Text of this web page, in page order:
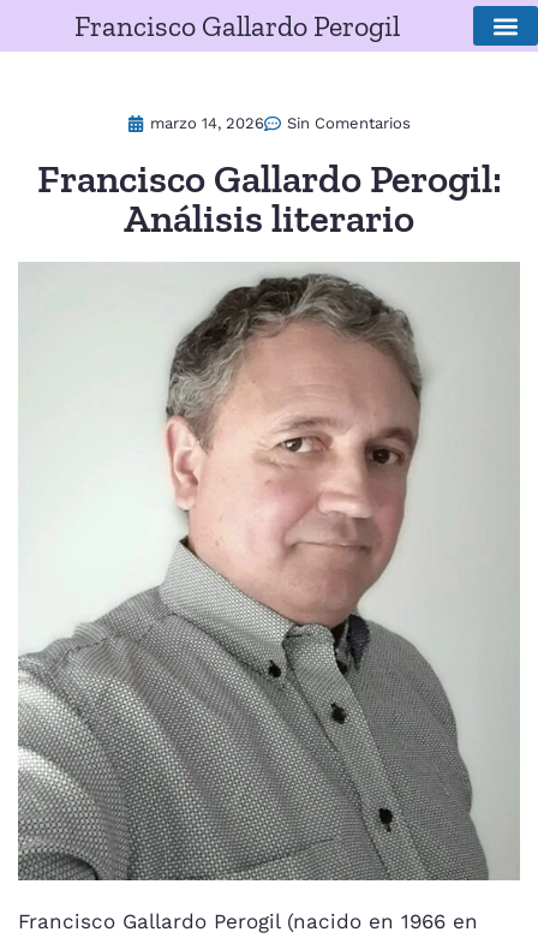
Francisco Gallardo Perogil
marzo 14, 2026 Sin Comentarios
Francisco Gallardo Perogil:
Análisis literario
Francisco Gallardo Perogil (nacido en 1966 en